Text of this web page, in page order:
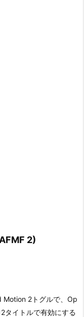
2)
Motion 2トグルで、Op
タイトルで有効にする